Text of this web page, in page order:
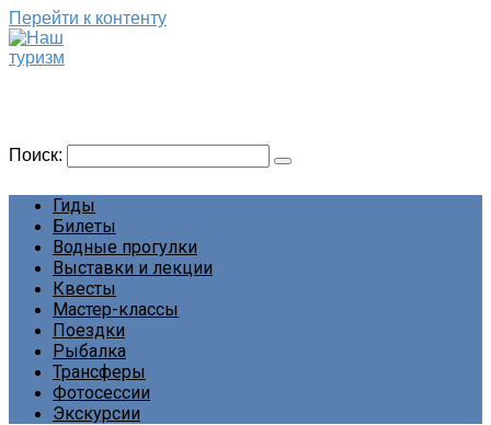
Перейти к контенту
Поиск:
Гиды
Билеты
Водные прогулки
Выставки и лекции
Квесты
Мастер-классы
Поездки
Рыбалка
Трансферы
Фотосессии
Экскурсии